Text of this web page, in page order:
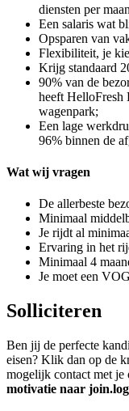
diensten per
Een salaris wat
Opsparen van
Flexibiliteit, je
Krijg standaard
90% van de
heeft HelloFresh
wagenpark;
Een lage
96% binnen de
Wat wij vragen
De allerbeste
Minimaal
Je rijdt al
Ervaring in het
Minimaal 4
Je moet een
Solliciteren
Ben jij de perfecte
eisen? Klik dan op de
mogelijk contact met
motivatie naar